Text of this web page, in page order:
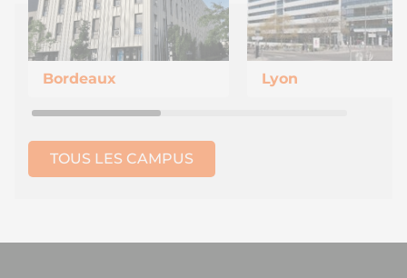
Bordeaux Lyon
TOUS LES CAMPUS